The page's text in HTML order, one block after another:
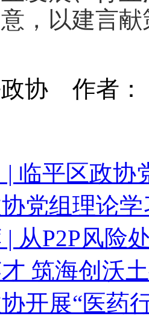
，以建言
政协 作者
| 临平区政协
党组理论
从P2P风险
筑海创沃
开展“医药